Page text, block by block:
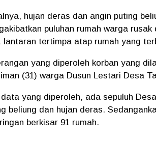
hujan deras dan angin puting
puluhan rumah warga
lantaran tertimpa atap rumah yang
yang diperoleh korban yang
(31) warga Dusun Lestari Desa
yang diperoleh, ada sepuluh
beliung dan hujan deras.
berkisar 91 rumah.